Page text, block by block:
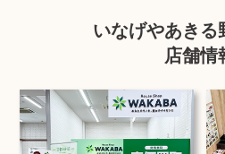
いなげやあきる
店舗情